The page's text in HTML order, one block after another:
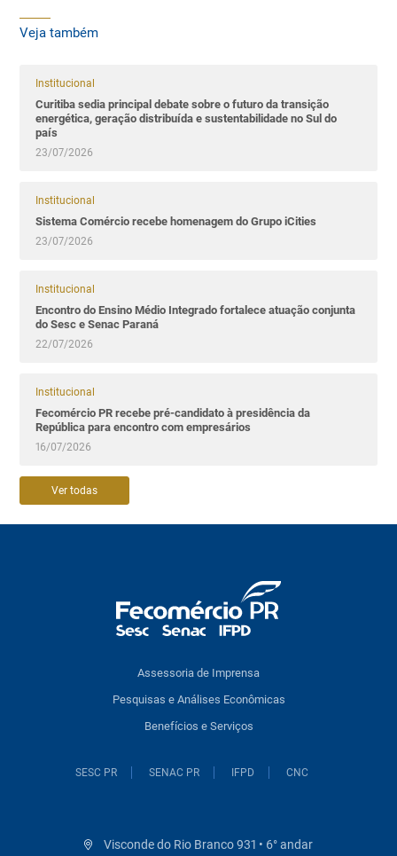
Veja também
Institucional
Curitiba sedia principal debate sobre o futuro da transição
energética, geração distribuída e sustentabilidade no Sul do
país
23/07/2026
Institucional
Sistema Comércio recebe homenagem do Grupo iCities
23/07/2026
Institucional
Encontro do Ensino Médio Integrado fortalece atuação conjunta
do Sesc e Senac Paraná
22/07/2026
Institucional
Fecomércio PR recebe pré-candidato à presidência da
República para encontro com empresários
16/07/2026
Ver todas
Assessoria de Imprensa
Pesquisas e Análises Econômicas
Benefícios e Serviços
SESC PR SENAC PR IFPD CNC
Visconde do Rio Branco 931 • 6° andar